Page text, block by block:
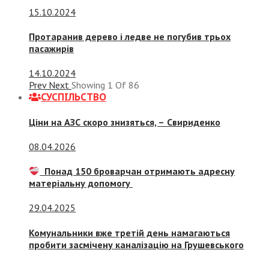
15.10.2024
Протаранив дерево і ледве не погубив трьох
пасажирів
14.10.2024
Prev Next Showing 1 Of 86
СУСПIЛЬСТВО
Ціни на АЗС скоро знизяться, – Свириденко
08.04.2026
Понад 150 броварчан отримають адресну
матеріальну допомогу
29.04.2025
Комунальники вже третій день намагаються
пробити засмічену каналізацію на Грушевського